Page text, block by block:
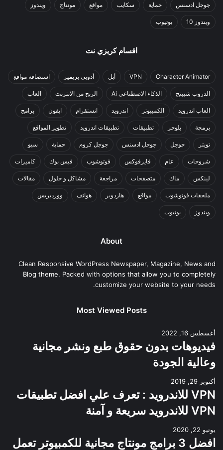
جوجل ادسنس حماية سكايب مواقع مونتاج ويندوز
ويندوز 10 يوتيوب
اقسام كريزي نت
Character Animator
VPN أبل أدوبي بريمير استضافة مواقع
الدروب شيبنج الذكاء الاصطناعي Ai الربح من الانترنت العاب
العاب اندرويد الكمبيوتر اندرويد انستقرام ايفون برامج
برمجة بلوجر تطبيقات تطبيقات اندرويد تطوير المواقع
تويتر جوجل جوجل ادسنس جوجل كروم حماية سيو
شروحات عام فايرفوكس فوتوشوب فيس بوك كاميرات
لينكس ماك متصفحات مراجعة مشاكل و حلول مقالات
ملحقات فوتوشوب مواقع هاردوير هواتف ووردبريس
ويندوز يوتيوب
About
Clean Responsive WordPress Newspaper, Magazine, News and
Blog theme. Packed with options that allow you to completely
customize your website to your needs.
Most Viewed Posts
أغسطس 16, 2022
فيديوهات بدون حقوق طبع ونشر مجانية
وعالية الجودة
أكتوبر 29, 2019
VPN للاندرويد : تعرف علي افضل تطبيقات
VPN للاندرويد سريعة و آمنة
يونيو 22, 2020
افضل 3 برامج مونتاج مجانية للكمبيوتر تعمل